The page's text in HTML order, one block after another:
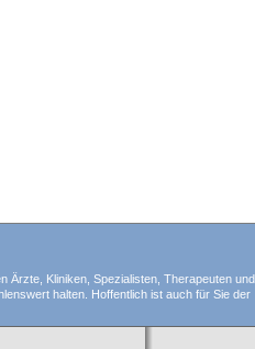
Ärzte, Kliniken, Spezialisten, Therapeuten und
halten. Hoffentlich ist auch für Sie der